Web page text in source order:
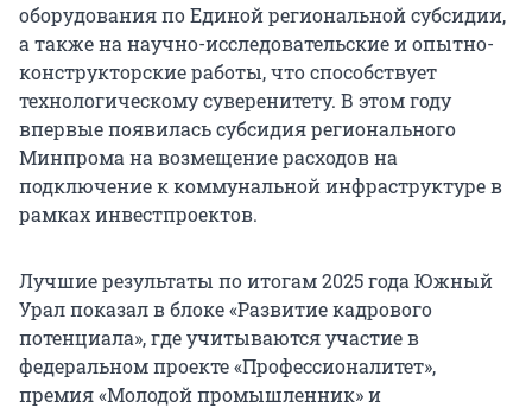
оборудования по Единой региональной субсидии,
а также на научно-исследовательские и опытно-
конструкторские работы, что способствует
технологическому суверенитету. В этом году
впервые появилась субсидия регионального
Минпрома на возмещение расходов на
подключение к коммунальной инфраструктуре в
рамках инвестпроектов.
Лучшие результаты по итогам 2025 года Южный
Урал показал в блоке «Развитие кадрового
потенциала», где учитываются участие в
федеральном проекте «Профессионалитет»,
премия «Молодой промышленник» и